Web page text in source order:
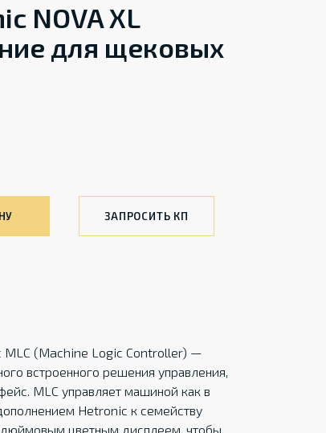
NOVA XL
для щековых
ЗАПРОСИТЬ КП
MLC (Machine Logic Controller) —
встроенного решения управления,
MLC управляет машиной как в
Hetronic к семейству
дюймовым цветным дисплеем, чтобы